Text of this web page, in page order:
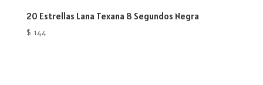
20 Estrellas Lana Texana 8 Segundos Negra
$ 144